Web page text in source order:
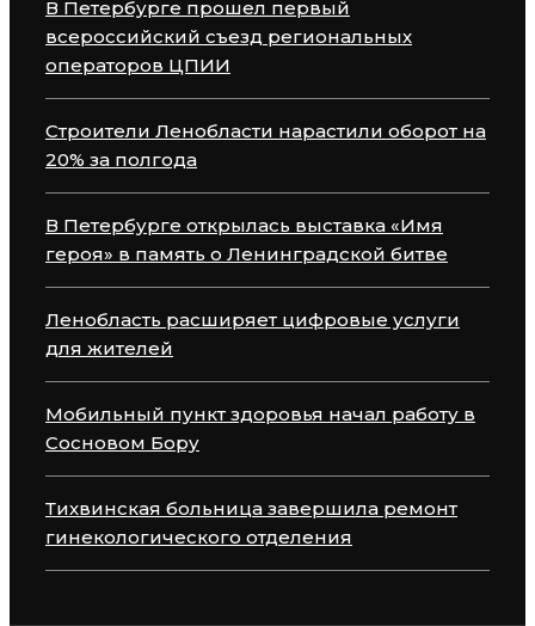
В Петербурге прошел первый
всероссийский съезд региональных
операторов ЦПИИ
Строители Ленобласти нарастили оборот на
20% за полгода
В Петербурге открылась выставка «Имя
героя» в память о Ленинградской битве
Ленобласть расширяет цифровые услуги
для жителей
Мобильный пункт здоровья начал работу в
Сосновом Бору
Тихвинская больница завершила ремонт
гинекологического отделения